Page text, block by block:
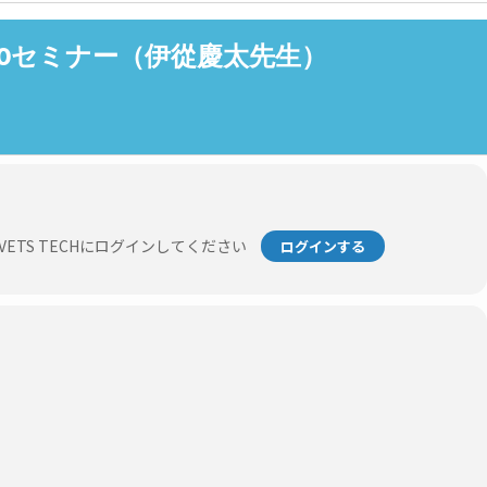
ミナー（伊從慶太先生）
TECHにログインしてください ログインする